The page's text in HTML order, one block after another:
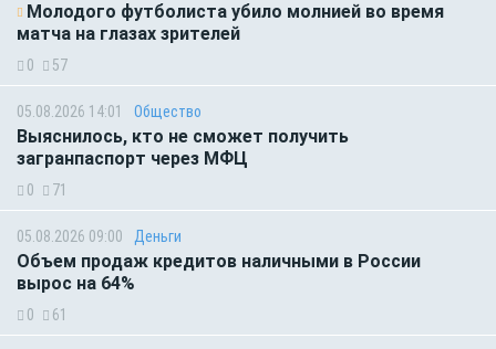
Молодого футболиста убило молнией во время
матча на глазах зрителей
0 57
05.08.2026 14:01 Общество
Выяснилось, кто не сможет получить
загранпаспорт через МФЦ
0 71
05.08.2026 09:00 Деньги
Объем продаж кредитов наличными в России
вырос на 64%
0 61